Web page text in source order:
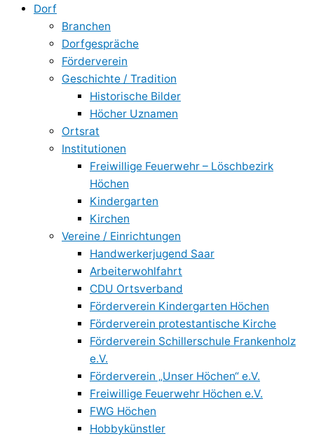
Dorf
Branchen
Dorfgespräche
Förderverein
Geschichte / Tradition
Historische Bilder
Höcher Uznamen
Ortsrat
Institutionen
Freiwillige Feuerwehr – Löschbezirk
Höchen
Kindergarten
Kirchen
Vereine / Einrichtungen
Handwerkerjugend Saar
Arbeiterwohlfahrt
CDU Ortsverband
Förderverein Kindergarten Höchen
Förderverein protestantische Kirche
Förderverein Schillerschule Frankenholz
e.V.
Förderverein „Unser Höchen“ e.V.
Freiwillige Feuerwehr Höchen e.V.
FWG Höchen
Hobbykünstler